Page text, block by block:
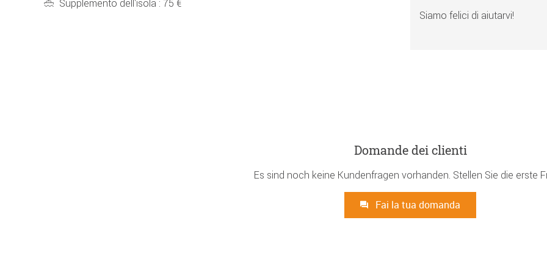
Supplemento dell'isola : 75 €
Siamo felici di aiutarvi!
Domande dei clienti
Es sind noch keine Kundenfragen vorhanden. Stellen Sie die erste
Fai la tua domanda